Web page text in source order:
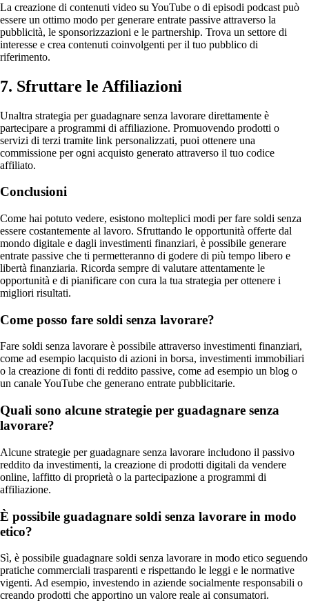
La creazione di contenuti video su YouTube o di episodi podcast può
essere un ottimo modo per generare entrate passive attraverso la
pubblicità, le sponsorizzazioni e le partnership. Trova un settore di
interesse e crea contenuti coinvolgenti per il tuo pubblico di
riferimento.
7. Sfruttare le Affiliazioni
Unaltra strategia per guadagnare senza lavorare direttamente è
partecipare a programmi di affiliazione. Promuovendo prodotti o
servizi di terzi tramite link personalizzati, puoi ottenere una
commissione per ogni acquisto generato attraverso il tuo codice
affiliato.
Conclusioni
Come hai potuto vedere, esistono molteplici modi per fare soldi senza
essere costantemente al lavoro. Sfruttando le opportunità offerte dal
mondo digitale e dagli investimenti finanziari, è possibile generare
entrate passive che ti permetteranno di godere di più tempo libero e
libertà finanziaria. Ricorda sempre di valutare attentamente le
opportunità e di pianificare con cura la tua strategia per ottenere i
migliori risultati.
Come posso fare soldi senza lavorare?
Fare soldi senza lavorare è possibile attraverso investimenti finanziari,
come ad esempio lacquisto di azioni in borsa, investimenti immobiliari
o la creazione di fonti di reddito passive, come ad esempio un blog o
un canale YouTube che generano entrate pubblicitarie.
Quali sono alcune strategie per guadagnare senza
lavorare?
Alcune strategie per guadagnare senza lavorare includono il passivo
reddito da investimenti, la creazione di prodotti digitali da vendere
online, laffitto di proprietà o la partecipazione a programmi di
affiliazione.
È possibile guadagnare soldi senza lavorare in modo
etico?
Sì, è possibile guadagnare soldi senza lavorare in modo etico seguendo
pratiche commerciali trasparenti e rispettando le leggi e le normative
vigenti. Ad esempio, investendo in aziende socialmente responsabili o
creando prodotti che apportino un valore reale ai consumatori.